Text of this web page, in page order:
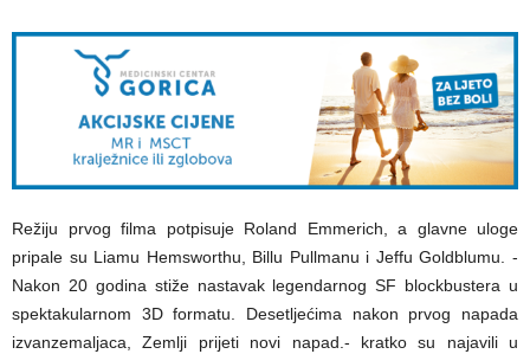
Režiju prvog filma potpisuje Roland Emmerich, a glavne uloge
pripale su Liamu Hemsworthu, Billu Pullmanu i Jeffu Goldblumu. -
Nakon 20 godina stiže nastavak legendarnog SF blockbustera u
spektakularnom 3D formatu. Desetljećima nakon prvog napada
izvanzemaljaca, Zemlji prijeti novi napad.- kratko su najavili u